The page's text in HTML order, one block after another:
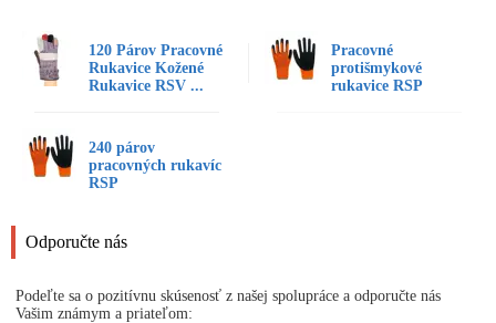
120 Párov Pracovné
Rukavice Kožené
Rukavice RSV ...
Pracovné
protišmykové
rukavice RSP
240 párov
pracovných rukavíc
RSP
Odporučte nás
Podeľte sa o pozitívnu skúsenosť z našej spolupráce a odporučte nás
Vašim známym a priateľom: